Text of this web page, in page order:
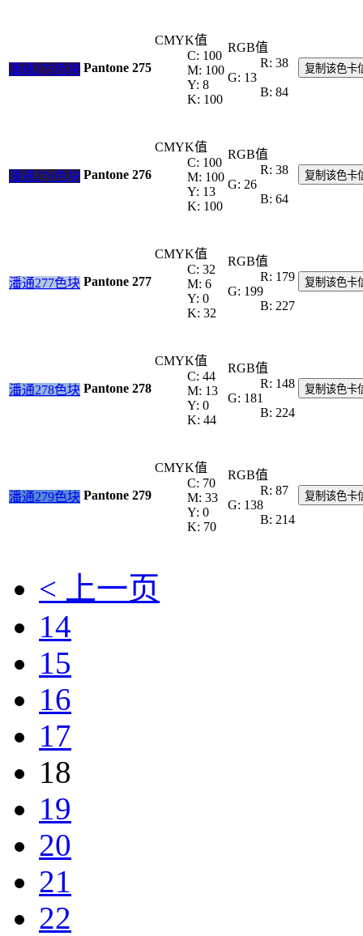
潘通275色块 Pantone 275
CMYK值
C: 100
M: 100
Y: 8
K: 100
RGB值
R: 38
G: 13
B: 84
复制该色卡
潘通276色块 Pantone 276
CMYK值
C: 100
M: 100
Y: 13
K: 100
RGB值
R: 38
G: 26
B: 64
复制该色卡
潘通277色块 Pantone 277
CMYK值
C: 32
M: 6
Y: 0
K: 32
RGB值
R: 179
G: 199
B: 227
复制该色卡
潘通278色块 Pantone 278
CMYK值
C: 44
M: 13
Y: 0
K: 44
RGB值
R: 148
G: 181
B: 224
复制该色卡
潘通279色块 Pantone 279
CMYK值
C: 70
M: 33
Y: 0
K: 70
RGB值
R: 87
G: 138
B: 214
复制该色卡
< 上一页
14
15
16
17
18
19
20
21
22